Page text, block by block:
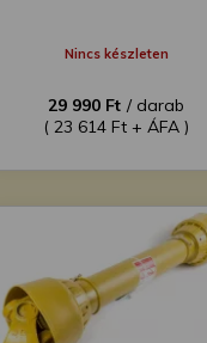
Nincs készleten
29 990 Ft / darab
( 23 614 Ft + ÁFA )